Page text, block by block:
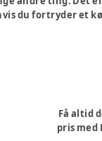
du fortryder et
Få altid
pris med